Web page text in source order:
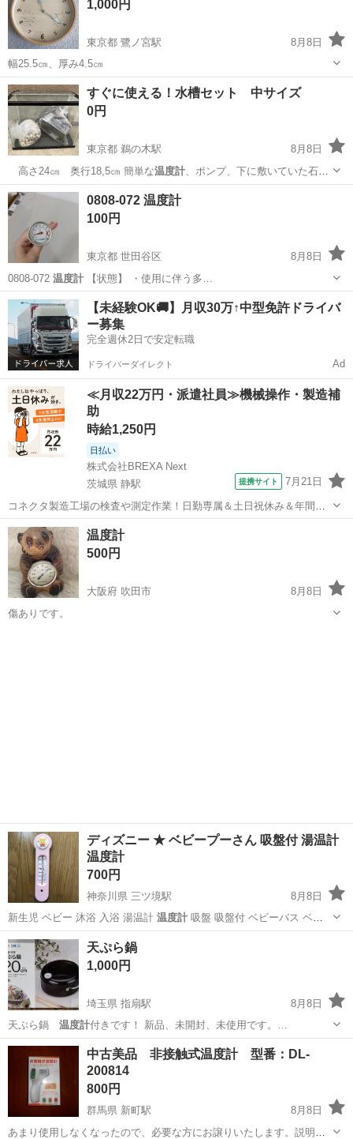
1,000円
東京都 鷺ノ宮駅
8月8日
幅25.5㎝、厚み4.5㎝
東京 中野区 鷺ノ宮駅 その他
すぐに使える！水槽セット 中サイズ
0円
東京都 鵜の木駅
8月8日
高さ24㎝ 奥行18,5㎝ 簡単な温度計、ポンプ、下に敷いていた石も
一緒にお渡…
東京 大田区 鵜の木駅 その他
0808-072 温度計
100円
東京都 世田谷区
8月8日
0808-072 温度計 【状態】 ・使用に伴う多…
東京 世田谷区 調理器具 現地
【未経験OK🚚】月収30万↑中型免許ドライバ
ー募集
完全週休2日で安定転職
ドライバーダイレクト Ad
≪月収22万円・派遣社員≫機械操作・製造補
助
時給1,250円
日払い
株式会社BREXA Next
茨城県 静駅
提携サイト 7月21日
コネクタ製造工場の検査や測定作業！日勤専属＆土日祝休み＆年間休
日128日★クリーンルーム内作業★マイカー通勤OK＆無料駐車場あり
★就業先食堂利用可！日払い制度あり！《茨城県常陸大宮市》 人気の
工場のお仕事 ◇コネクタ製造工...
茨城 常陸大宮市
温度計
500円
大阪府 吹田市
8月8日
傷ありです。
ディズニー ★ ベビープーさん 吸盤付 湯温計
温度計
700円
神奈川県 三ツ境駅
8月8日
新生児 ベビー 沐浴 入浴 湯温計 温度計吸盤 吸盤付 ベビーバス ベビ
ー用品…
神奈川 横浜市 三ツ境駅
天ぷら鍋
1,000円
埼玉県 指扇駅
8月8日
天ぷら鍋 温度計付きです！ 新品、未開封、未使用です。…
埼玉 さいたま市 指扇駅 キッチン家電
中古美品 非接触式温度計 型番：DL-
200814
800円
群馬県 新町駅
8月8日
あまり使用しなくなったので、必要な方にお譲りいたします。説明書